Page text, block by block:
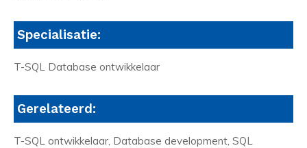
Specialisatie:
T-SQL Database ontwikkelaar
Gerelateerd:
T-SQL ontwikkelaar, Database development, SQL